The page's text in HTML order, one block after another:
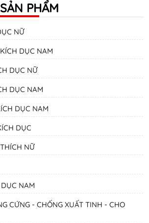
PHẨM
NỮ
DỤC NAM
DỤC NỮ
DỤC NAM
DỤC NAM
DỤC
NỮ
NAM
CỨNG - CHỐNG XUẤT TINH - CHO